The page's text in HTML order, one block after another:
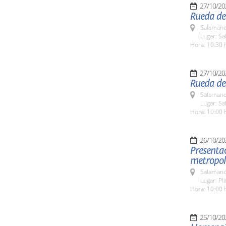
27/10/
Rueda
Lugar:
Hora: 10:30
27/10/
Rueda
Lugar:
Hora: 10:00
26/10/
Lugar:
Hora: 10:00
25/10/